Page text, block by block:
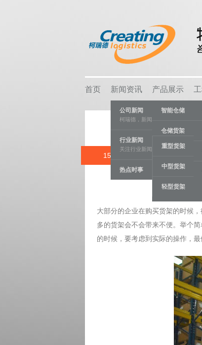
首页 新闻资讯
公司新闻
柯瑞德，新闻资讯
行业新闻
关注行业新闻，推动行业发展。
热点时事
产品展示
智能仓储
仓储货架
重型货架
中型货架
轻型货架
物流容器
车间设备
线棒系统
15 AUG
大部分的企业在购买货架的时候
多的货架会不会带来不便。举个
的时候，要考虑到实际的操作，最